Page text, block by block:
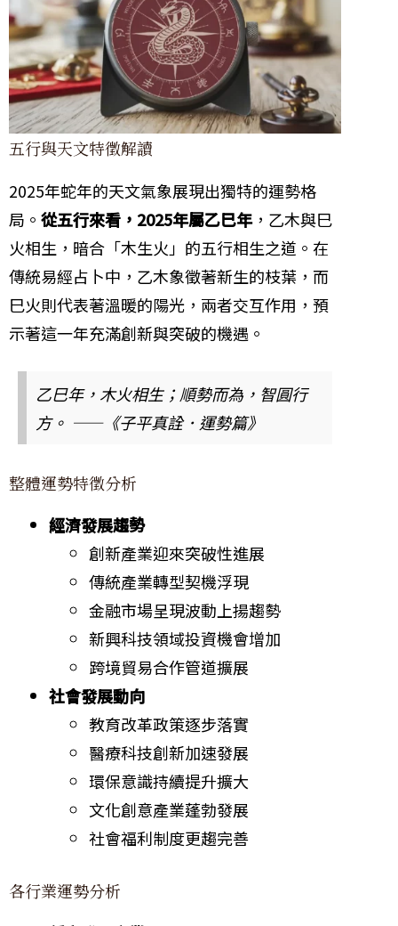
五行與天文特徵解讀
2025年蛇年的天文氣象展現出獨特的運勢格
局。 從五行來看，2025年屬乙巳年，乙木與巳
火相生，暗合「木生火」的五行相生之道。在
傳統易經占卜中，乙木象徵著新生的枝葉，而
巳火則代表著溫暖的陽光，兩者交互作用，預
示著這一年充滿創新與突破的機遇。
乙巳年，木火相生；順勢而為，智圓行
方。 ——《子平真詮．運勢篇》
整體運勢特徵分析
經濟發展趨勢
創新產業迎來突破性進展
傳統產業轉型契機浮現
金融市場呈現波動上揚趨勢
新興科技領域投資機會增加
跨境貿易合作管道擴展
社會發展動向
教育改革政策逐步落實
醫療科技創新加速發展
環保意識持續提升擴大
文化創意產業蓬勃發展
社會福利制度更趨完善
各行業運勢分析